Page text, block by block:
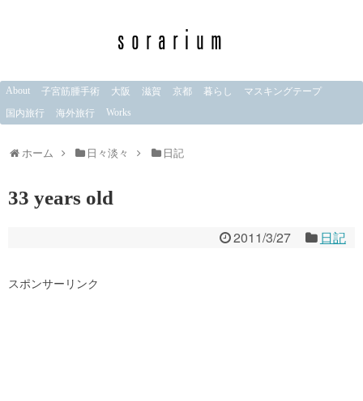
About 子宮筋腫手術 大阪 滋賀 京都 暮らし
マスキングテープ
国内旅行
海外旅行 Works
ホーム 日々淡々 日記
33 years old
2011/3/27 日記
スポンサーリンク